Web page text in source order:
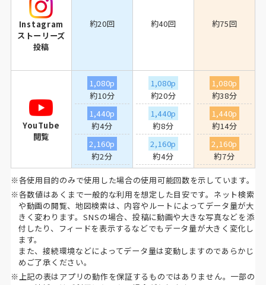
Instagram
ストーリーズ
投稿
約20回 約40回 約75回
YouTube
閲覧
1,080p
約10分
1,440p
約4分
2,160p
約2分
1,080p
約20分
1,440p
約8分
2,160p
約4分
1,080p
約38分
1,440p
約14分
2,160p
約7分
※各使用目的のみで使用した場合の使用可能回数を示しています。
※各数値はあくまで一般的な利用を想定した目安です。ネット検索
や動画の閲覧、地図検索は、内容やルートによってデータ量が大
きく変わります。SNSの場合、投稿に動画や大きな写真などを添
付したり、フィードを表示するなどでもデータ量が大きく変化し
ます。
また、接続環境などによってデータ量は変動しますのであらかじ
めご了承ください。
※上記の表はアプリの動作を保証するものではありません。一部の